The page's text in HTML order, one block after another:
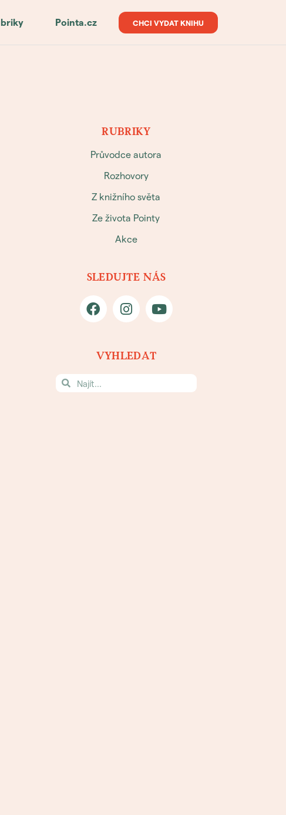
Pointa.cz CHCI VYDAT KNIHU
RUBRIKY
Průvodce autora
Rozhovory
Z knižního světa
Ze života Pointy
Akce
SLEDUJTE NÁS
VYHLEDAT